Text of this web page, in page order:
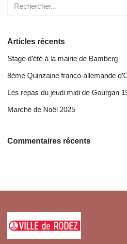
Articles récents
Stage d’été à la mairie de Bamberg
8ème Quinzaine franco-allemande
Les repas du jeudi midi de Gourgan
Marché de Noël 2025
Commentaires récents